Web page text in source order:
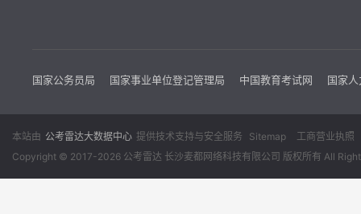
国家公务员局 国家事业单位登记管理局 中国教育考试网 国家
本站由 公考雷达大数据中心 提供技术支持与安全服务 Sitemap
工商营业执照
Copyright © 2017-2026 公考雷达 长沙麦都网络科技有限公司 版权所有 All